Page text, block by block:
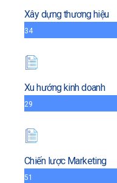
Xây dựng thương hiệu
34
Xu hướng kinh doanh
29
Chiến lược Marketing
51